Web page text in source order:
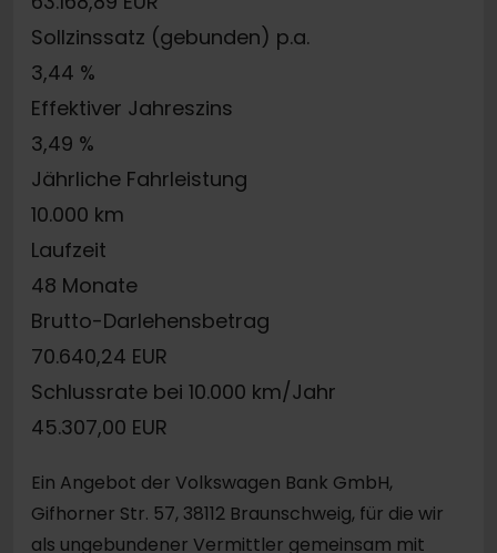
Sollzinssatz (gebunden) p.a.
3,44 %
Effektiver Jahreszins
3,49 %
Jährliche Fahrleistung
10.000 km
Laufzeit
48 Monate
Brutto-Darlehensbetrag
70.640,24 EUR
Schlussrate bei 10.000 km/Jahr
45.307,00 EUR
Ein Angebot der Volkswagen Bank GmbH,
Gifhorner Str. 57, 38112 Braunschweig, für die wir
als ungebundener Vermittler gemeinsam mit